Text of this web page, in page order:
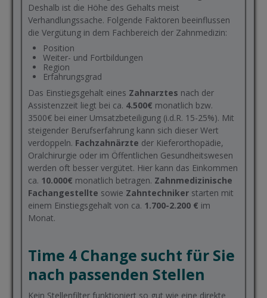
Deshalb ist die Höhe des Gehalts meist
Verhandlungssache. Folgende Faktoren beeinflussen
die Vergütung in dem Fachbereich der Zahnmedizin:
Position
Weiter- und Fortbildungen
Region
Erfahrungsgrad
Das Einstiegsgehalt eines Zahnarztes nach der
Assistenzzeit liegt bei ca. 4.500€ monatlich bzw.
3500€ bei einer Umsatzbeteiligung (i.d.R. 15-25%). Mit
steigender Berufserfahrung kann sich dieser Wert
verdoppeln. Fachzahnärzte der Kieferorthopädie,
Oralchirurgie oder im Öffentlichen Gesundheitswesen
werden oft besser vergütet. Hier kann das Einkommen
ca. 10.000€ monatlich betragen. Zahnmedizinische
Fachangestellte sowie Zahntechniker starten mit
einem Einstiegsgehalt von ca. 1.700-2.200 € im
Monat.
Time 4 Change sucht für Sie
nach passenden Stellen
Kein Stellenfilter funktioniert so gut wie eine direkte